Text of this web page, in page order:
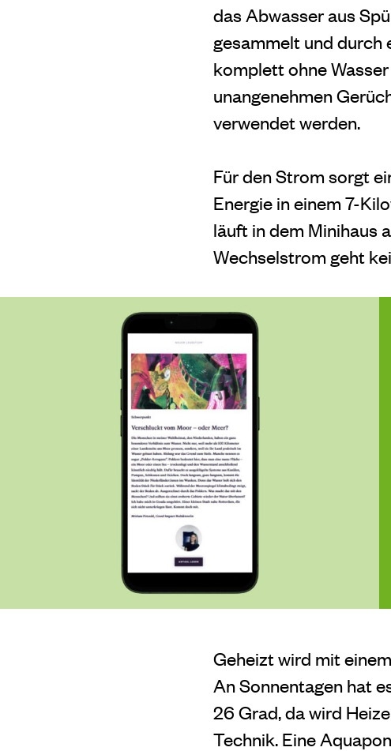
das Abwasser aus
gesammelt und durch
komplett ohne
unangenehmen
verwendet werden.
Für den Strom sorgt
Energie in einem 7-
läuft in dem Minihaus
Wechselstrom geht
Geheizt wird mit
An Sonnentagen hat
26 Grad, da wird
Technik. Eine